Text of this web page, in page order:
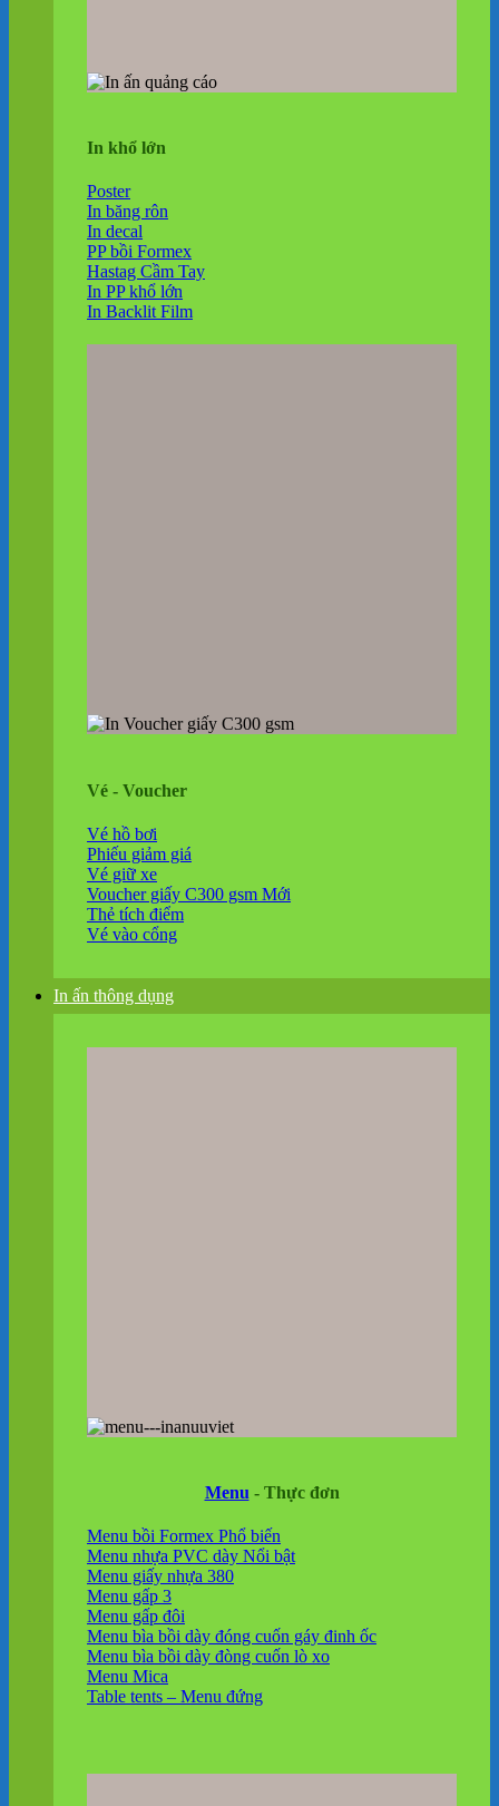
In khổ lớn
Poster
In băng rôn
In decal
PP bồi Formex
Hastag Cầm Tay
In PP khổ lớn
In Backlit Film
Vé - Voucher
Vé hồ bơi
Phiếu giảm giá
Vé giữ xe
Voucher giấy C300 gsm
Thẻ tích điểm
Vé vào cổng
In ấn thông dụng
Menu - Thực đơn
Menu bồi Formex
Menu nhựa PVC dày
Menu giấy nhựa 380
Menu gấp 3
Menu gấp đôi
Menu bìa bồi dày đóng cuốn gáy đinh ốc
Menu bìa bồi dày đòng cuốn lò xo
Menu Mica
Table tents – Menu đứng